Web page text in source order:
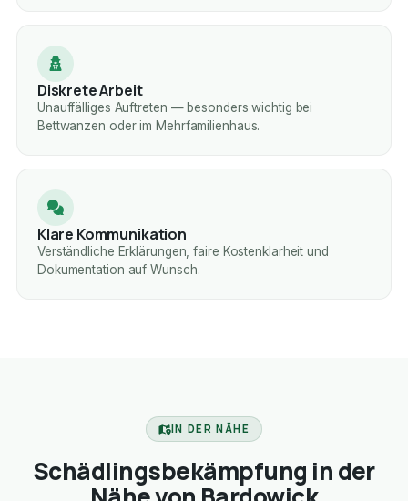
Diskrete Arbeit
Unauffälliges Auftreten — besonders wichtig bei
Bettwanzen oder im Mehrfamilienhaus.
Klare Kommunikation
Verständliche Erklärungen, faire Kostenklarheit und
Dokumentation auf Wunsch.
IN DER NÄHE
Schädlingsbekämpfung in der